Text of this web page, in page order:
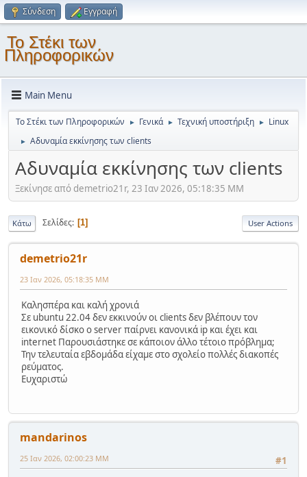
Σύνδεση Εγγραφή
Το Στέκι των
Πληροφορικών
Main Menu
Το Στέκι των Πληροφορικών ► Γενικά ► Τεχνική υποστήριξη ► Linux
► Αδυναμία εκκίνησης των clients
Αδυναμία εκκίνησης των clients
Ξεκίνησε από demetrio21r, 23 Ιαν 2026, 05:18:35 ΜΜ
Κάτω Σελίδες 1 User Actions
demetrio21r
23 Ιαν 2026, 05:18:35 ΜΜ
Καλησπέρα και καλή χρονιά
Σε ubuntu 22.04 δεν εκκινούν οι clients δεν βλέπουν τον
εικονικό δίσκο ο server παίρνει κανονικά ip και έχει και
internet Παρουσιάστηκε σε κάποιον άλλο τέτοιο πρόβλημα;
Την τελευταία εβδομάδα είχαμε στο σχολείο πολλές διακοπές
ρεύματος.
Ευχαριστώ
mandarinos
#1
25 Ιαν 2026, 02:00:23 ΜΜ